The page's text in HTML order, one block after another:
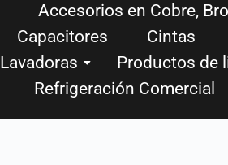
Accesorios en Cobre,
Capacitores
Cintas
Lavadoras
Productos de
Refrigeración Comercial